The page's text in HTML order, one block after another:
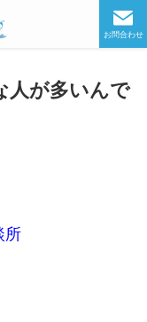
お問合わせ
人が多いんで
所